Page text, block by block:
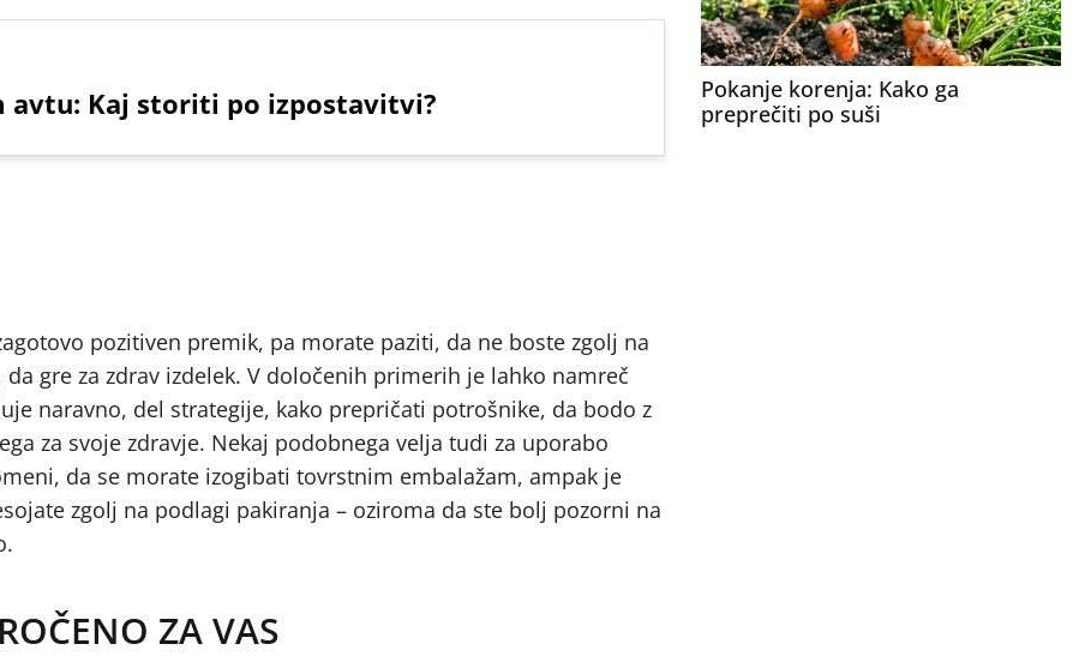
avtu: Kaj storiti po izpostavitvi?
pozitiven premik, pa morate paziti, da ne boste zgolj na
gre za zdrav izdelek. V določenih primerih je lahko namreč
naravno, del strategije, kako prepričati potrošnike, da bodo z
za svoje zdravje. Nekaj podobnega velja tudi za uporabo
da se morate izogibati tovrstnim embalažam, ampak je
zgolj na podlagi pakiranja – oziroma da ste bolj pozorni na
ZA VAS
Pokanje korenja: Kako ga
preprečiti po suši